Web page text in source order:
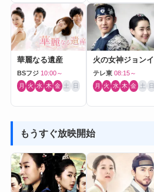
華麗なる遺産
BSフジ 10:00～
月 火 水 木 金 土 日
火の女神ジョンイ
テレ東 08:15～
月 火 水 木 金 土 日
もうすぐ放映開始